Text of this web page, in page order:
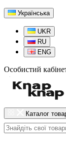
Українська
UKR
RU
ENG
Особистий
Каталог